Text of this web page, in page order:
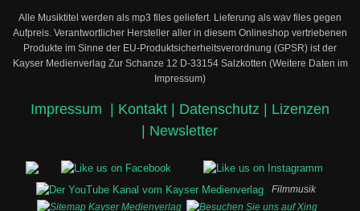
Alle Musiktitel werden als mp3 files geliefert. Lieferung als wav files gegen
Aufpreis. Verantwortlicher Hersteller aller in diesem Onlineshop vertriebenen
Produkte im Sinne der EU-Produktsicherheitsverordnung (GPSR) ist der
Kayser Medienverlag Zur Schanze 12 D-33154 Salzkotten (Weitere Daten im
Impressum)
Impressum | Kontakt | Datenschutz | Lizenzen
| Newsletter
Filmmusik